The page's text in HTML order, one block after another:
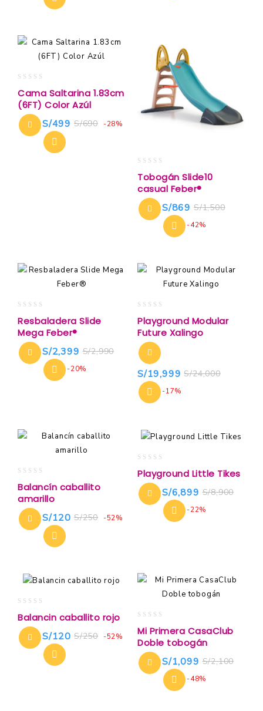
out
of
5
Cama Saltarina 1.83cm
(6FT) Color Azúl
S/690
S/499 -28%
out
of
5
Tobogán Slide10
casual Feber®
S/1,500
S/869
-42%
out
of
5
Resbaladera Slide
Mega Feber®
S/2,990
S/2,399
-20%
out
of
5
Playground Modular
Future Xalingo
S/24,000
S/19,999
-17%
out
of
5
Balancín caballito
amarillo
S/250
S/120 -52%
out
of
5
Playground Little Tikes
S/8,900
S/6,899
-22%
out
of
5
Balancin caballito rojo
S/250
S/120 -52%
out
of
5
Mi Primera CasaClub
Doble tobogán
S/2,100
S/1,099
-48%